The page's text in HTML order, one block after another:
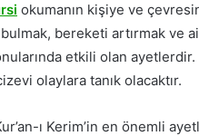
okumanın kişiye ve
bereketi artırmak ve
etkili olan
olaylara tanık olacaktır.
ı Kerim’in en önemli